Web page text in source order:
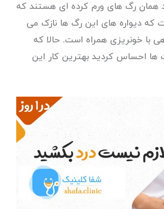
همان رگ های ورم کرده ای هستند که
دیواره های این رگ ها نازک می
با خونریزی همراه است. حالا که
احساس کردید بهترین کار این